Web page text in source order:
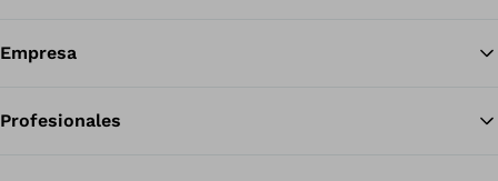
Empresa
Profesionales